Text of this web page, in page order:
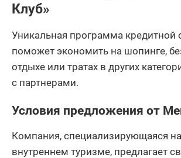
Клуб»
Уникальная программа кредитной
поможет экономить на шопинге,
отдыхе или тратах в других
с партнерами.
Условия предложения от
Компания, специализирующаяся
внутреннем туризме, предлагает